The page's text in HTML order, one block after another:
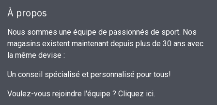
À propos
Nous sommes une équipe de passionnés de sport. Nos
magasins existent maintenant depuis plus de 30 ans avec
la même devise :
Un conseil spécialisé et personnalisé pour tous!
Voulez-vous rejoindre l'équipe ? Cliquez ici.